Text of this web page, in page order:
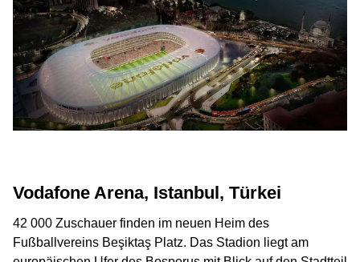
Vodafone Arena, Istanbul, Türkei
42 000 Zuschauer finden im neuen Heim des
Fußballvereins Beşiktaş Platz. Das Stadion liegt am